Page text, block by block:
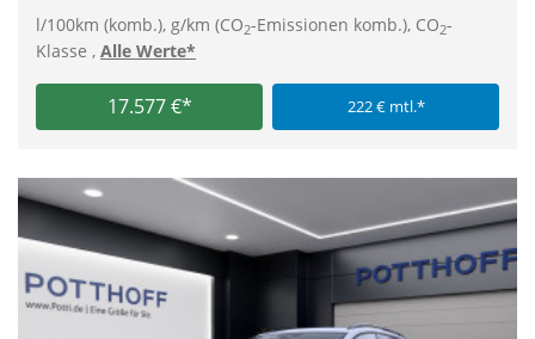
l/100km (komb.), g/km (CO2-Emissionen komb.), CO2-
Klasse , Alle Werte*
17.577 €* 222 € mtl.*